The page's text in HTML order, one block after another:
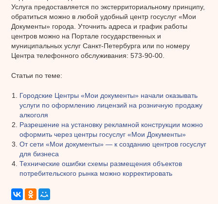
Услуга предоставляется по экстерриториальному принципу,
обратиться можно в любой удобный центр госуслуг «Мои
Документы» города. Уточнить адреса и график работы
центров можно на Портале государственных и
муниципальных услуг Санкт-Петербурга или по номеру
Центра телефонного обслуживания: 573-90-00.
Статьи по теме:
Городские Центры «Мои документы» начали оказывать
услуги по оформлению лицензий на розничную продажу
алкоголя
Разрешение на установку рекламной конструкции можно
оформить через центры госуслуг «Мои Документы»
От сети «Мои документы» — к созданию центров госуслуг
для бизнеса
Технические ошибки схемы размещения объектов
потребительского рынка можно корректировать